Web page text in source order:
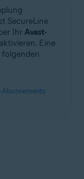
– 32-/64-Bit
– 32-/64-Bit
– 32-/64-Bit
1, 32-/64-Bit
SecureLine
IhrAvast-
aktivieren. Eine
folgenden
Abonnements